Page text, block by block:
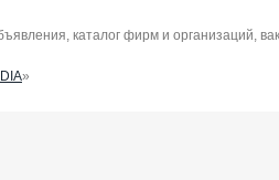
каталог фирм и организаций,
»